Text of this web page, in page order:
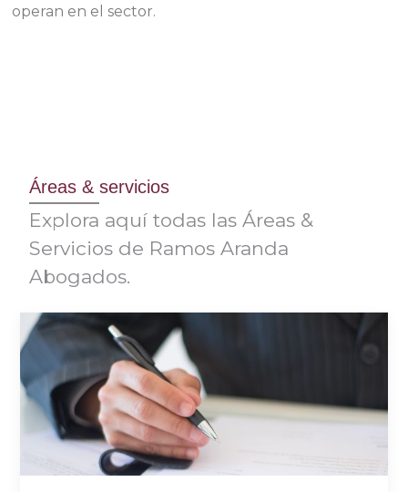
operan en el sector.
Áreas & servicios
Explora aquí todas las Áreas &
Servicios de Ramos Aranda
Abogados.